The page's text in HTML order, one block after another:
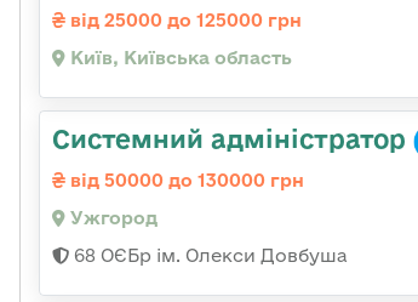
від 25000 до 125000 грн
Київ, Київська область
Системний адміністратор
від 50000 до 130000 грн
Ужгород
68 ОЄБр ім. Олекси Довбуша